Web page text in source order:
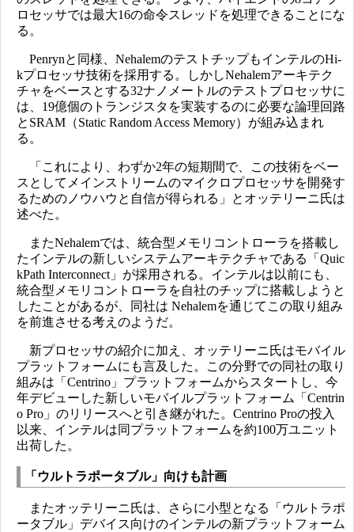
ロセッサでは最大16の命令スレッドを処理できることにな
る。
Penrynと同様、NehalemのテストチップもインテルのHi-
kプロセッサ技術を採用する。しかしNehalemアーキテク
チャをベースとする32ナノメートルのテストプロセッサに
は、19億個のトランジスタを実装するのに必要な論理回路
とSRAM（Static Random Access Memory）が組み込まれ
る。
「これにより、わずか2年の短期間で、この技術をベー
スとしてメインストリームのマイクロプロセッサを開発す
るためのノウハウと自信が得られる」とオッテリーニ氏は
述べた。
またNehalemでは、統合型メモリコントローラを搭載し
たインテルの新しいシステムアーキテクチャである「Quic
kPath Interconnect」が採用される。インテルは以前にも、
統合型メモリコントローラを自社のチップに搭載しようと
したことがあるが、同社は Nehalemを通じてこの取り組み
を前進させる考えのようだ。
新プロセッサの紹介に加え、オッテリーニ氏はモバイル
プラットフォームにも言及した。この分野での同社の取り
組みは「Centrino」プラットフォームからスタートし、今
年デビューした新しいモバイルプラットフォーム「Centrin
o Pro」のリリースへと引き継がれた。Centrino Proの投入
以来、インテルは同プラットフォームを約100万ユニット
出荷した。
「ウルトラポータブル」向けも計画
またオッテリーニ氏は、さらに小型となる「ウルトラポ
ータブル」デバイス向けのインテルの新プラットフォーム